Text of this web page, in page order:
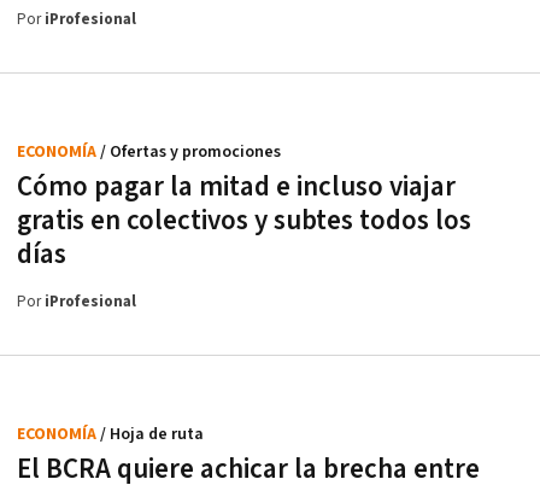
PoriProfesional
Cómo pagar la mitad e incluso viajar
gratis en colectivos y subtes todos los
días
ECONOMÍA/ Ofertas y promociones
PoriProfesional
El BCRA quiere achicar la brecha entre
ECONOMÍA/ Hoja de ruta